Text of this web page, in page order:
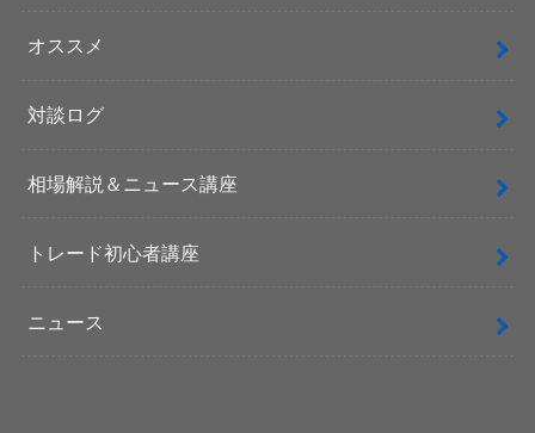
オススメ
対談ログ
相場解説＆ニュース講座
トレード初心者講座
ニュース